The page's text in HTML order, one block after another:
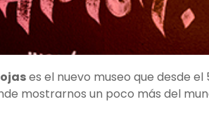
es el nuevo museo que desde el
mostrarnos un poco más del